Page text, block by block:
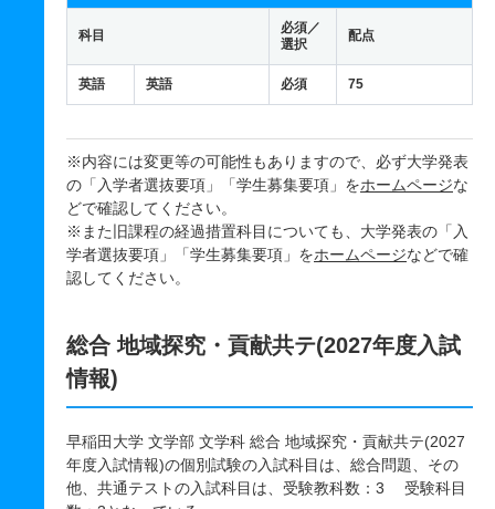
科目
必須／
選択
配点
英語 英語 必須 75
※内容には変更等の可能性もありますので、必ず大学発表
の「入学者選抜要項」「学生募集要項」をホームページな
どで確認してください。
※また旧課程の経過措置科目についても、大学発表の「入
学者選抜要項」「学生募集要項」をホームページなどで確
認してください。
総合 地域探究・貢献共テ(2027年度入試
情報)
早稲田大学 文学部 文学科 総合 地域探究・貢献共テ(2027
年度入試情報)の個別試験の入試科目は、総合問題、その
他、共通テストの入試科目は、受験教科数：3 受験科目